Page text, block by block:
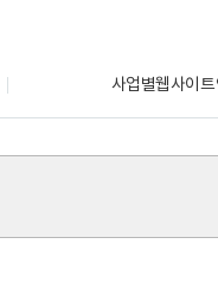
사업별웹사이트